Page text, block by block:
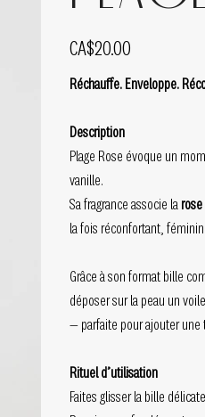
Price
CA$20.00
Réchauffe. Enveloppe.
Description
Plage Rose évoque un
vanille.
Sa fragrance associe la
la fois réconfortant,
Grâce à son format bille
déposer sur la peau un
— parfaite pour ajouter une
Rituel d’utilisation
Faites glisser la bille